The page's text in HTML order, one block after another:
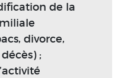
de la
divorce,
;